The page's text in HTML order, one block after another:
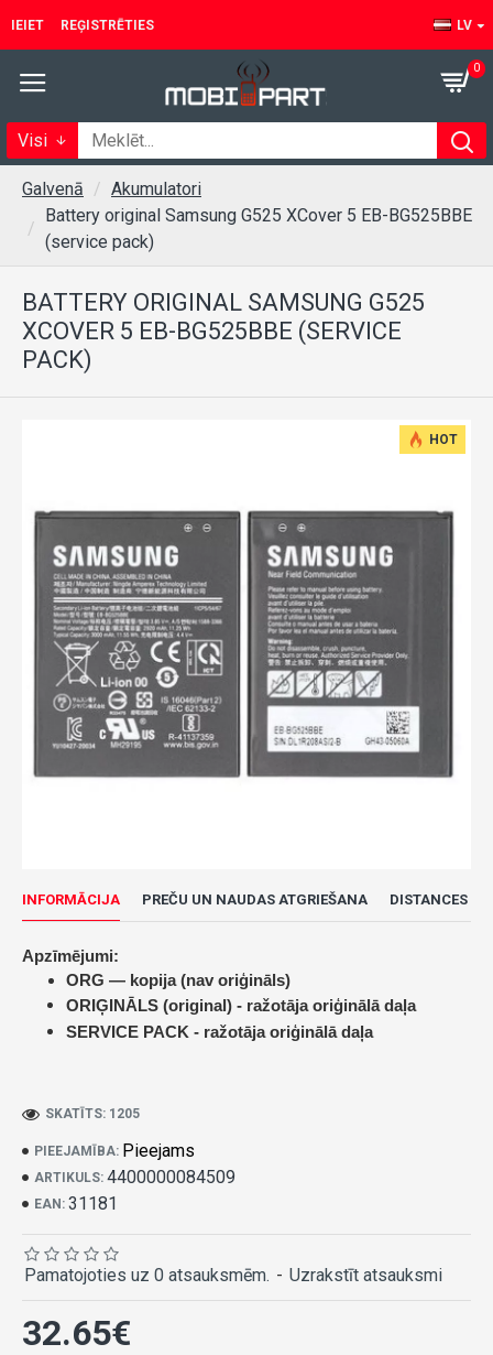
IEIET REĢISTRĒTIES LV
0
Visi
Galvenā
Akumulatori
Battery original Samsung G525 XCover 5 EB-BG525BBE
(service pack)
BATTERY ORIGINAL SAMSUNG G525
XCOVER 5 EB-BG525BBE (SERVICE
PACK)
HOT
INFORMĀCIJA PREČU UN NAUDAS ATGRIEŠANA DISTANCES
Apzīmējumi:
ORG — kopija (nav oriģināls)
ORIĢINĀLS (original) - ražotāja oriģinālā daļa
SERVICE PACK - ražotāja oriģinālā daļa
PIEEJAMĪBA: Pieejams
ARTIKULS: 4400000084509
EAN: 31181
SKATĪTS: 1205
Pamatojoties uz 0 atsauksmēm. - Uzrakstīt atsauksmi
32.65€